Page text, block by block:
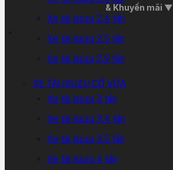
& Khuyến mãi ▼
Xe tải Isuzu 2.4 tấn
Xe tải Isuzu 2.5 tấn
Xe tải Isuzu 2.9 tấn
XE TẢI ISUZU CỠ VỪA
Xe tải Isuzu 3 tấn
Xe tải Isuzu 3.4 tấn
Xe tải Isuzu 3.5 tấn
Xe tải Isuzu 4 tấn